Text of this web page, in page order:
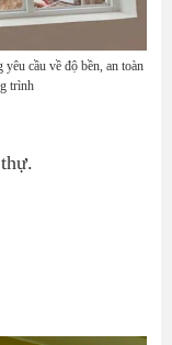
cầu về độ bền, an toàn
trình